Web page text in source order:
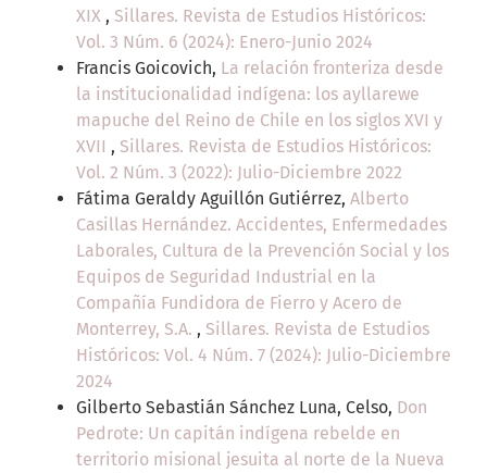
XIX , Sillares. Revista de Estudios Históricos:
Vol. 3 Núm. 6 (2024): Enero-Junio 2024
Francis Goicovich, La relación fronteriza desde
la institucionalidad indígena: los ayllarewe
mapuche del Reino de Chile en los siglos XVI y
XVII , Sillares. Revista de Estudios Históricos:
Vol. 2 Núm. 3 (2022): Julio-Diciembre 2022
Fátima Geraldy Aguillón Gutiérrez, Alberto
Casillas Hernández. Accidentes, Enfermedades
Laborales, Cultura de la Prevención Social y los
Equipos de Seguridad Industrial en la
Compañía Fundidora de Fierro y Acero de
Monterrey, S.A. , Sillares. Revista de Estudios
Históricos: Vol. 4 Núm. 7 (2024): Julio-Diciembre
2024
Gilberto Sebastián Sánchez Luna, Celso, Don
Pedrote: Un capitán indígena rebelde en
territorio misional jesuita al norte de la Nueva